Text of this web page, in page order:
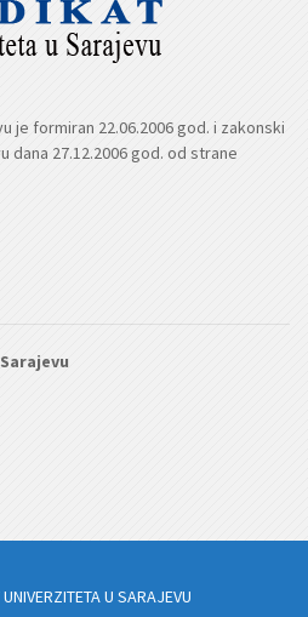
je formiran 22.06.2006 god. i zakonski
dana 27.12.2006 god. od strane
U SARAJEVU